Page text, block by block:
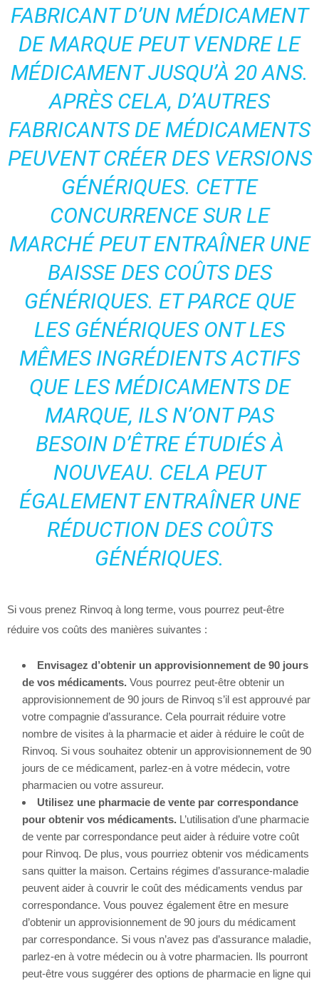
FABRICANT D’UN MÉDICAMENT
DE MARQUE PEUT VENDRE LE
MÉDICAMENT JUSQU’À 20 ANS.
APRÈS CELA, D’AUTRES
FABRICANTS DE MÉDICAMENTS
PEUVENT CRÉER DES VERSIONS
GÉNÉRIQUES. CETTE
CONCURRENCE SUR LE
MARCHÉ PEUT ENTRAÎNER UNE
BAISSE DES COÛTS DES
GÉNÉRIQUES. ET PARCE QUE
LES GÉNÉRIQUES ONT LES
MÊMES INGRÉDIENTS ACTIFS
QUE LES MÉDICAMENTS DE
MARQUE, ILS N’ONT PAS
BESOIN D’ÊTRE ÉTUDIÉS À
NOUVEAU. CELA PEUT
ÉGALEMENT ENTRAÎNER UNE
RÉDUCTION DES COÛTS
GÉNÉRIQUES.
Si vous prenez Rinvoq à long terme, vous pourrez peut-être
réduire vos coûts des manières suivantes :
Envisagez d’obtenir un approvisionnement de 90 jours
de vos médicaments. Vous pourrez peut-être obtenir un
approvisionnement de 90 jours de Rinvoq s’il est approuvé par
votre compagnie d’assurance. Cela pourrait réduire votre
nombre de visites à la pharmacie et aider à réduire le coût de
Rinvoq. Si vous souhaitez obtenir un approvisionnement de 90
jours de ce médicament, parlez-en à votre médecin, votre
pharmacien ou votre assureur.
Utilisez une pharmacie de vente par correspondance
pour obtenir vos médicaments. L’utilisation d’une pharmacie
de vente par correspondance peut aider à réduire votre coût
pour Rinvoq. De plus, vous pourriez obtenir vos médicaments
sans quitter la maison. Certains régimes d’assurance-maladie
peuvent aider à couvrir le coût des médicaments vendus par
correspondance. Vous pouvez également être en mesure
d’obtenir un approvisionnement de 90 jours du médicament
par correspondance. Si vous n’avez pas d’assurance maladie,
parlez-en à votre médecin ou à votre pharmacien. Ils pourront
peut-être vous suggérer des options de pharmacie en ligne qui